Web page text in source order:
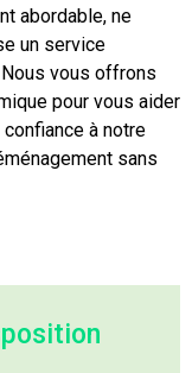
abordable, ne
un service
vous offrons
pour vous aider
à notre
sans